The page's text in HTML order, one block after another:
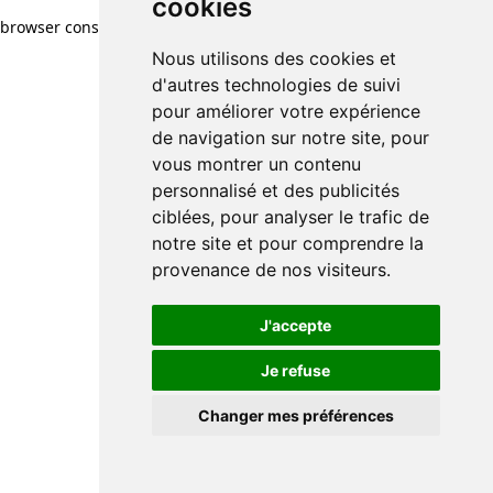
cookies
Nous utilisons des cookies et
d'autres technologies de suivi
pour améliorer votre expérience
de navigation sur notre site, pour
vous montrer un contenu
personnalisé et des publicités
ciblées, pour analyser le trafic de
notre site et pour comprendre la
provenance de nos visiteurs.
J'accepte
Je refuse
Changer mes préférences
browser console for more information)